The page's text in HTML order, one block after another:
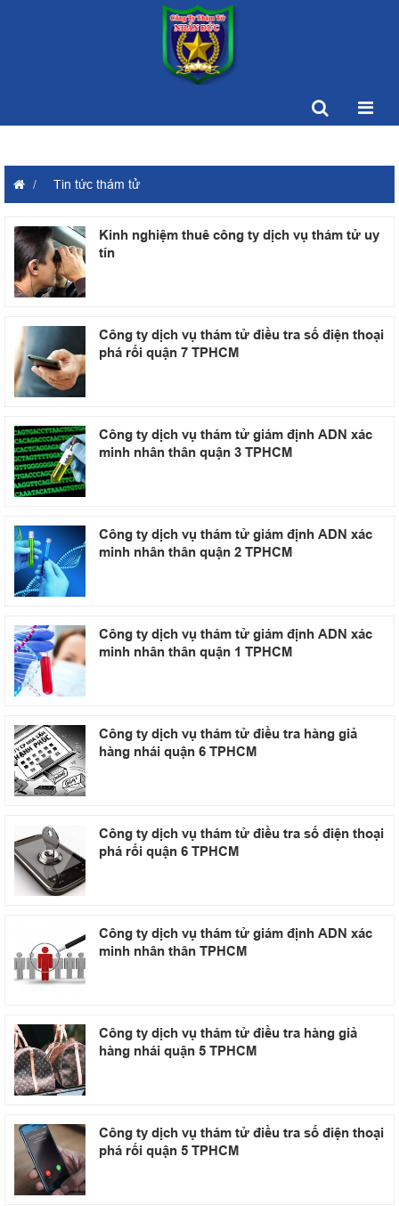
Tin tức thám tử
Kinh nghiệm thuê công ty dịch vụ thám tử uy
tín
Công ty dịch vụ thám tử điều tra số điện thoại
phá rối quận 7 TPHCM
Công ty dịch vụ thám tử giám định ADN xác
minh nhân thân quận 3 TPHCM
Công ty dịch vụ thám tử giám định ADN xác
minh nhân thân quận 2 TPHCM
Công ty dịch vụ thám tử giám định ADN xác
minh nhân thân quận 1 TPHCM
Công ty dịch vụ thám tử điều tra hàng giả
hàng nhái quận 6 TPHCM
Công ty dịch vụ thám tử điều tra số điện thoại
phá rối quận 6 TPHCM
Công ty dịch vụ thám tử giám định ADN xác
minh nhân thân TPHCM
Công ty dịch vụ thám tử điều tra hàng giả
hàng nhái quận 5 TPHCM
Công ty dịch vụ thám tử điều tra số điện thoại
phá rối quận 5 TPHCM